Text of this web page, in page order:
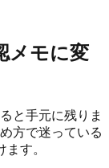
メモに変
と手元に残りま
方で迷っている
す。